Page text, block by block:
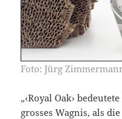
Foto: Jürg
„‹Royal Oak›
grosses Wagnis, als